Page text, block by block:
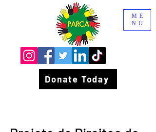
Donate Today
ME
NU